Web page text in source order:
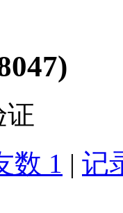
证
数 1 | 记